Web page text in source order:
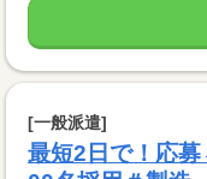
[一般派遣]
最短2日で！応